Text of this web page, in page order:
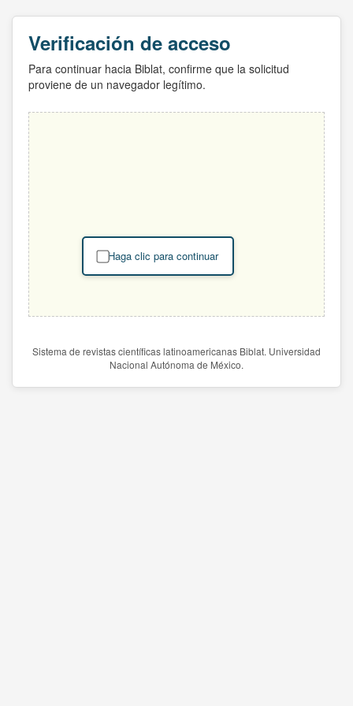
Verificación de acceso
Para continuar hacia Biblat, confirme que la solicitud
proviene de un navegador legítimo.
Haga clic para continuar
Sistema de revistas científicas latinoamericanas Biblat. Universidad
Nacional Autónoma de México.